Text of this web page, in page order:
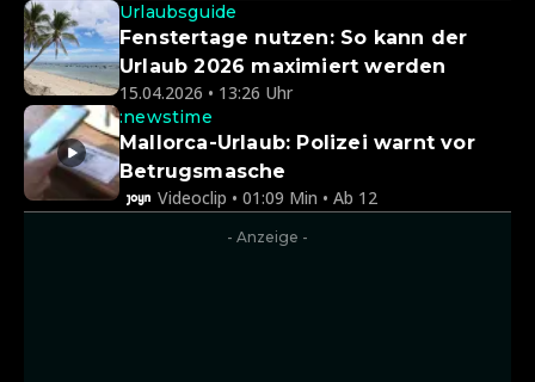
Urlaubsguide
Fenstertage nutzen: So kann der
Urlaub 2026 maximiert werden
15.04.2026 • 13:26 Uhr
:newstime
Mallorca-Urlaub: Polizei warnt vor
Betrugsmasche
Videoclip • 01:09 Min • Ab 12
- Anzeige -